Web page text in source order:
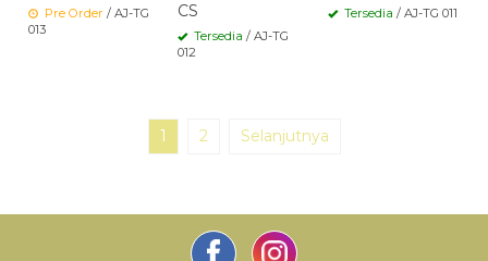
Pre Order / AJ-TG
013
CS
Tersedia / AJ-TG
012
Tersedia / AJ-TG 011
1 2 Selanjutnya